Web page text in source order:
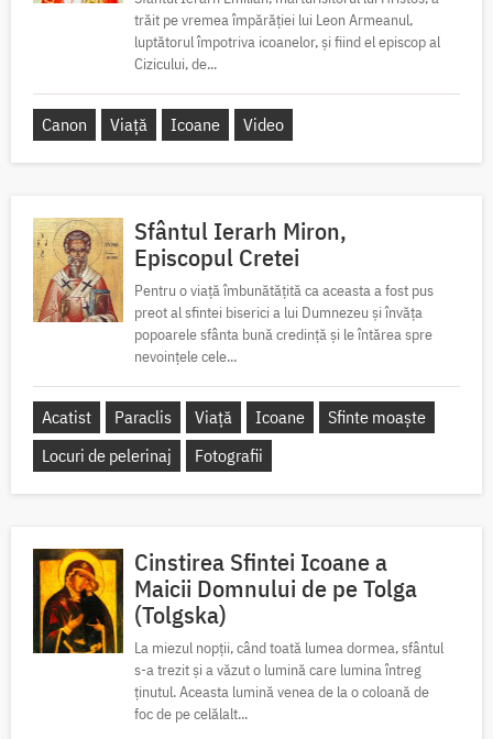
trăit pe vremea împărăției lui Leon Armeanul,
luptătorul împotriva icoanelor, și fiind el episcop al
Cizicului, de...
Canon Viață Icoane Video
Sfântul Ierarh Miron,
Episcopul Cretei
Pentru o viață îmbunătățită ca aceasta a fost pus
preot al sfintei biserici a lui Dumnezeu și învăța
popoarele sfânta bună credință și le întărea spre
nevoințele cele...
Acatist Paraclis Viață Icoane
Sfinte moaște
Locuri de pelerinaj
Fotografii
Cinstirea Sfintei Icoane a
Maicii Domnului de pe Tolga
(Tolgska)
La miezul nopții, când toată lumea dormea, sfântul
s-a trezit și a văzut o lumină care lumina întreg
ținutul. Aceasta lumină venea de la o coloană de
foc de pe celălalt...